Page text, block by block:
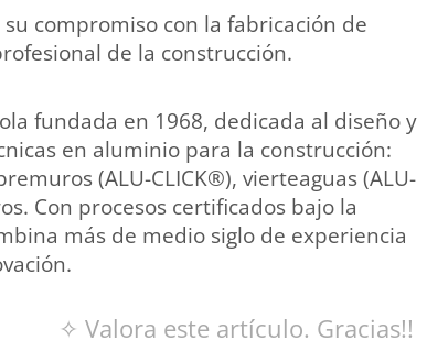
compromiso con la fabricación de
de la construcción.
fundada en 1968, dedicada al diseño y
en aluminio para la construcción:
(ALU-CLICK®), vierteaguas (ALU-
Con procesos certificados bajo la
más de medio siglo de experiencia
✧ Valora este artículo. Gracias!!